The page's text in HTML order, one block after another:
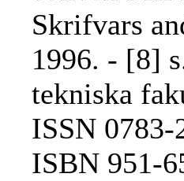
Skrifvars
1996. - [8]
tekniska
ISSN
ISBN 951-